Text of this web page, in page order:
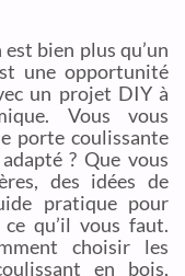
bien plus qu’un
une opportunité
un projet DIY à
Vous vous
porte coulissante
? Que vous
des idées de
pratique pour
qu’il vous faut.
choisir les
en bois,